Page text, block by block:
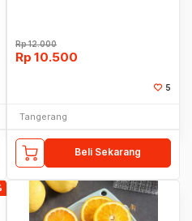
Rp12.000
Rp 10.500
5
Tangerang
Beli Sekarang